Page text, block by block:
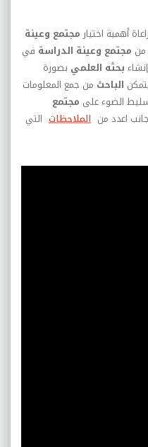
أهمية اختيار مجتمع وعينة
مجتمع وعينة الدراسة في
بحثه العلمي بصورة
الباحث من جمع المعلومات
الضوء على مجتمع
اعدد من الملاحظات التي